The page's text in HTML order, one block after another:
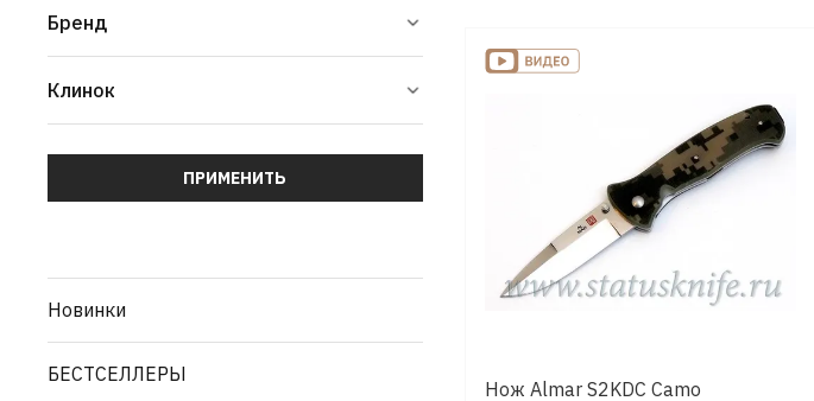
Нож Almar S2KDC Camo
Бренд
Клинок
ПРИМЕНИТЬ
Новинки
БЕСТСЕЛЛЕРЫ